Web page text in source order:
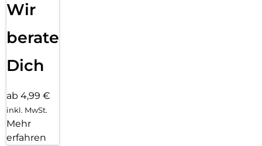
Wir
beraten
Dich
ab 4,99 €
inkl. MwSt.
Mehr
erfahren